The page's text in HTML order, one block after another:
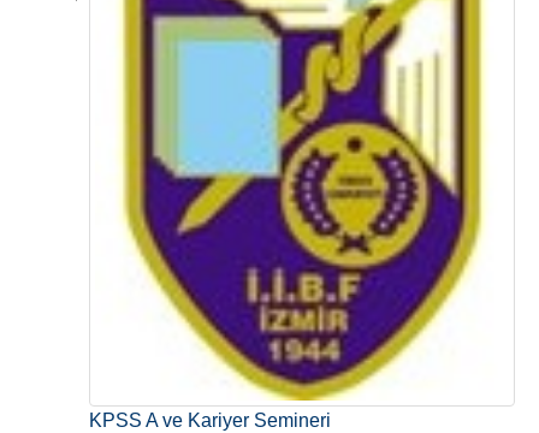
KPSS A ve Kariyer Semineri